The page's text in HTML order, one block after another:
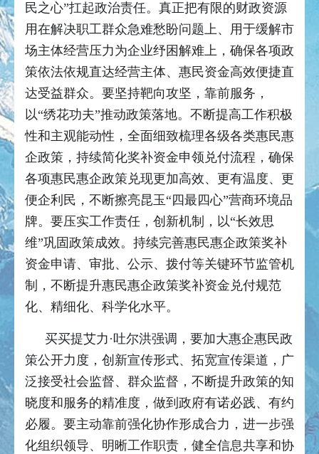
民之心”扛起政治责任。真正把有限的财政资源
用在解决职工群众急难愁盼问题上、用于缓解市
场主体经营压力为企业纾困解难上，确保各项政
策依法依规直达经营主体、惠民资金高效便捷直
达受益群众。要坚持靶向攻坚，靠前服务，
以“绣花功夫”推动政策落地。不断提高工作积极
性和主观能动性，全面细致梳理各级各类惠民惠
企政策，持续简化奖补资金申领兑付流程，确保
各项惠民惠企政策兑现更加高效、更有温度、更
便企利民，不断擦亮昆玉“四最四心”营商环境品
牌。要压实工作责任，创新机制，以“长效思
维”巩固政策成效。持续完善惠民惠企政策奖补
资金申请、审批、公示、拨付等关键环节监管机
制，不断提升惠民惠企政策奖补资金兑付规范
化、精细化、科学化水平。
买买提艾力·吐尔洪强调，要加大惠企惠民政
策公开力度，创新宣传形式、拓宽宣传渠道，广
泛接受社会监督、群众监督，不断提升政策的知
晓度和服务的精准度，做到政府有诺必践、有约
必履。要主动靠前强化协作形成合力，进一步强
化组织领导、明晰工作职责，健全信息共享和协